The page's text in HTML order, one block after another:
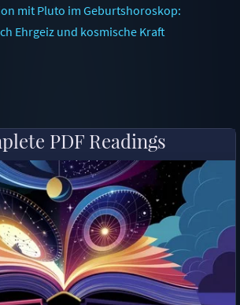
mit Pluto im Geburtshoroskop:
Ehrgeiz und kosmische Kraft
PDF Readings